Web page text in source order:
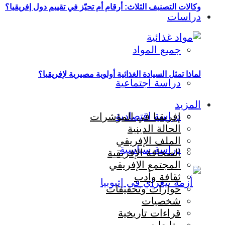
دراسات
جميع المواد
دراسة اجتماعية
دراسة اقتصادية
دراسة سياسية
وكالات التصنيف الثلاث: أرقام أم تحيّز في تقييم دول إفريقيا؟
لماذا تمثل السيادة الغذائية أولوية مصيرية لإفريقيا؟
المزيد
إفريقيا في المؤشرات
الحالة الدينية
الملف الإفريقي
الصحافة الإفريقية
المجتمع الإفريقي
ثقافة وأدب
حوارات وتحقيقات
شخصيات
قراءات تاريخية